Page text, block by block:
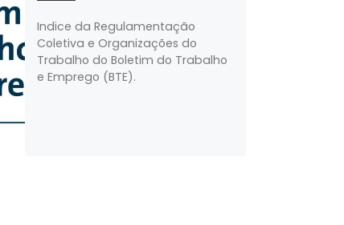
Indice da Regulamentação
Coletiva e Organizações do
Trabalho do Boletim do Trabalho
e Emprego (BTE).